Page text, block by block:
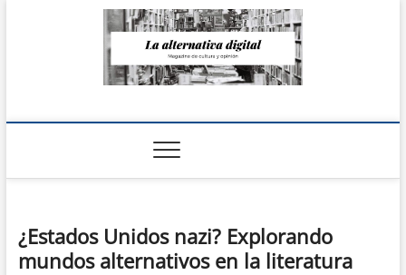
La Alternativa
¿Estados Unidos nazi? Explorando
mundos alternativos en la literatura